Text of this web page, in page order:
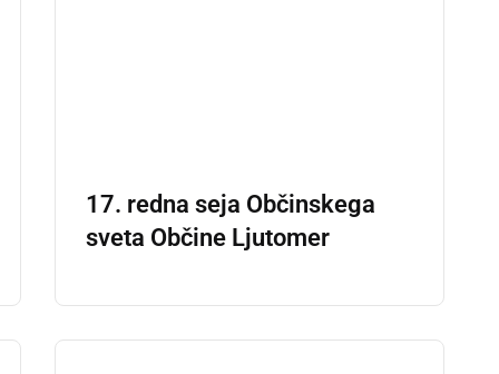
17. redna seja Občinskega
sveta Občine Ljutomer